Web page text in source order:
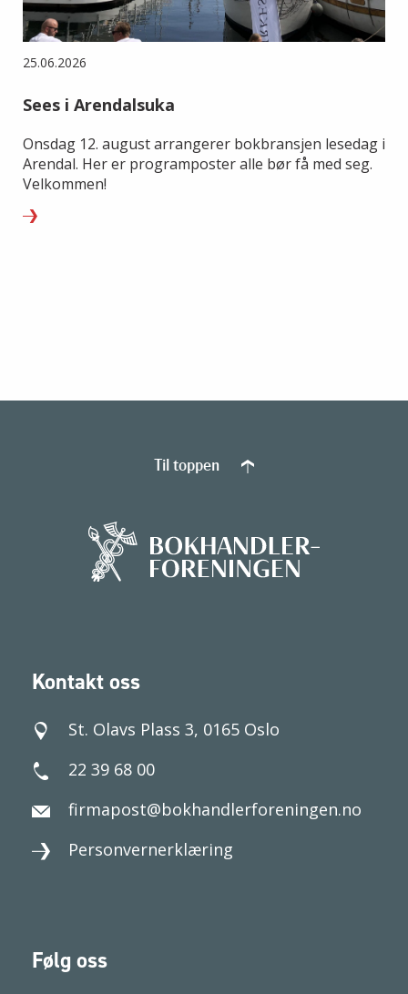
25.06.2026
Sees i Arendalsuka
Onsdag 12. august arrangerer bokbransjen lesedag i
Arendal. Her er programposter alle bør få med seg.
Velkommen!
Kontakt oss
St. Olavs Plass 3, 0165 Oslo
22 39 68 00
firmapost@bokhandlerforeningen.no
Personvernerklæring
Følg oss
Til toppen